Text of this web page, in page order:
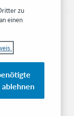
zu
einen